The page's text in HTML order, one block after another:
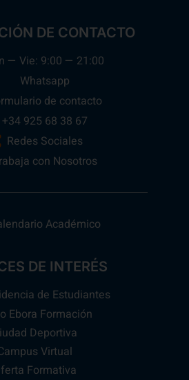
DE CONTACTO
— Vie: 9:00 — 21:00
Whatsapp
de contacto
+34 925 68 38 67
Redes Sociales
con Nosotros
Académico
DE INTERÉS
de Estudiantes
Ebora Formación
Deportiva
Virtual
Formativa